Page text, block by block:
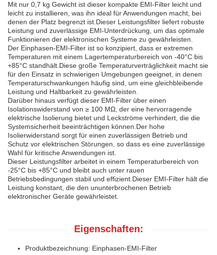
Mit nur 0,7 kg Gewicht ist dieser kompakte EMI-Filter leicht und
leicht zu installieren, was ihn ideal für Anwendungen macht, bei
denen der Platz begrenzt ist.Dieser Leistungsfilter liefert robuste
Leistung und zuverlässige EMI-Unterdrückung, um das optimale
Funktionieren der elektronischen Systeme zu gewährleisten.
Der Einphasen-EMI-Filter ist so konzipiert, dass er extremen
Temperaturen mit einem Lagertemperaturbereich von -40°C bis
+85°C standhält.Diese große Temperaturverträglichkeit macht sie
für den Einsatz in schwierigen Umgebungen geeignet, in denen
Temperaturschwankungen häufig sind, um eine gleichbleibende
Leistung und Haltbarkeit zu gewährleisten.
Darüber hinaus verfügt dieser EMI-Filter über einen
Isolationswiderstand von ≥ 100 MΩ, der eine hervorragende
elektrische Isolierung bietet und Leckströme verhindert, die die
Systemsicherheit beeinträchtigen können.Der hohe
Isolierwiderstand sorgt für einen zuverlässigen Betrieb und
Schutz vor elektrischen Störungen, so dass es eine zuverlässige
Wahl für kritische Anwendungen ist.
Dieser Leistungsfilter arbeitet in einem Temperaturbereich von
-25°C bis +85°C und bleibt auch unter rauen
Betriebsbedingungen stabil und effizient.Dieser EMI-Filter hält die
Leistung konstant, die den ununterbrochenen Betrieb
elektronischer Geräte gewährleistet.
Eigenschaften:
Produktbezeichnung: Einphasen-EMI-Filter